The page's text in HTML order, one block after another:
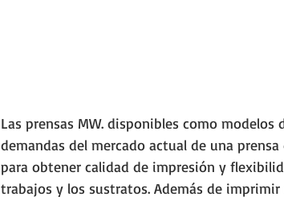
Las prensas MW. disponibles como modelos
demandas del mercado actual de una
para obtener calidad de impresión y
trabajos y los sustratos. Además de